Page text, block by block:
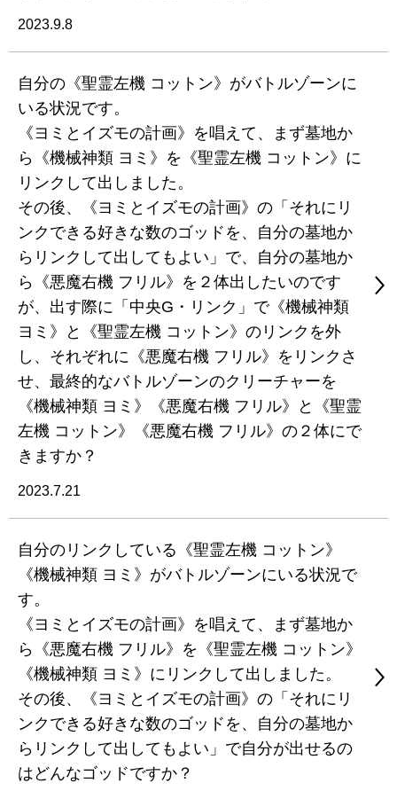
2023.9.8
自分の《聖霊左機 コットン》がバトルゾーンに
いる状況です。
《ヨミとイズモの計画》を唱えて、まず墓地か
ら《機械神類 ヨミ》を《聖霊左機 コットン》に
リンクして出しました。
その後、《ヨミとイズモの計画》の「それにリ
ンクできる好きな数のゴッドを、自分の墓地か
らリンクして出してもよい」で、自分の墓地か
ら《悪魔右機 フリル》を２体出したいのです
が、出す際に「中央G・リンク」で《機械神類
ヨミ》と《聖霊左機 コットン》のリンクを外
し、それぞれに《悪魔右機 フリル》をリンクさ
せ、最終的なバトルゾーンのクリーチャーを
《機械神類 ヨミ》《悪魔右機 フリル》と《聖霊
左機 コットン》《悪魔右機 フリル》の２体にで
きますか？
2023.7.21
自分のリンクしている《聖霊左機 コットン》
《機械神類 ヨミ》がバトルゾーンにいる状況で
す。
《ヨミとイズモの計画》を唱えて、まず墓地か
ら《悪魔右機 フリル》を《聖霊左機 コットン》
《機械神類 ヨミ》にリンクして出しました。
その後、《ヨミとイズモの計画》の「それにリ
ンクできる好きな数のゴッドを、自分の墓地か
らリンクして出してもよい」で自分が出せるの
はどんなゴッドですか？